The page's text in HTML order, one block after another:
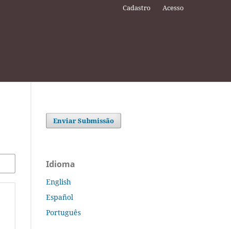
Cadastro Acesso
Enviar Submissão
Idioma
English
Español
Português